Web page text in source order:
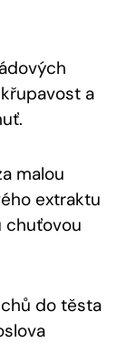
a
malou
extraktu
chuťovou
do těsta